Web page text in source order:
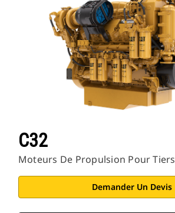
C32
Moteurs De Propulsion Pour Tiers
Demander Un Devis